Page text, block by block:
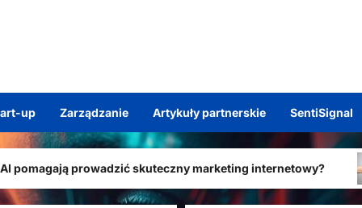
up Zarządzanie Artykuły partnerskie SentiSignal
skuteczny marketing internetowy?